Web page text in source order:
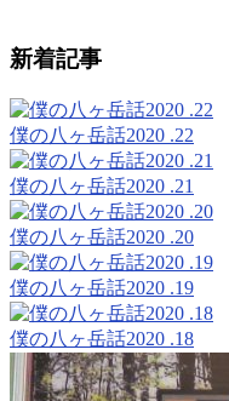
新着記事
僕の八ヶ岳話2020 .22
僕の八ヶ岳話2020 .21
僕の八ヶ岳話2020 .20
僕の八ヶ岳話2020 .19
僕の八ヶ岳話2020 .18